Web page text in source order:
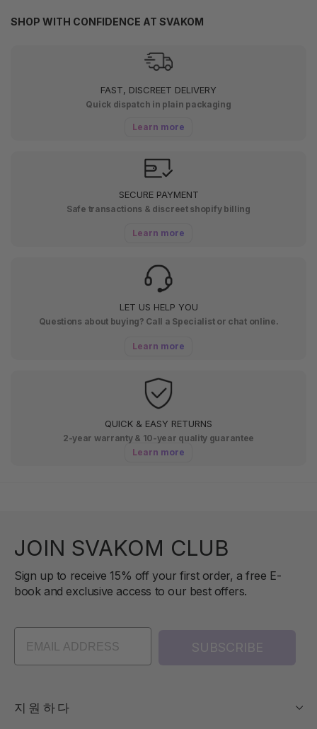
SHOP WITH CONFIDENCE AT SVAKOM
FAST, DISCREET DELIVERY
Quick dispatch in plain packaging
Learn more
SECURE PAYMENT
Safe transactions & discreet shopify billing
Learn more
LET US HELP YOU
Questions about buying? Call a Specialist or chat online.
Learn more
QUICK & EASY RETURNS
2-year warranty & 10-year quality guarantee
Learn more
JOIN SVAKOM CLUB
Sign up to receive 15% off your first order, a free E-
book and exclusive access to our best offers.
SUBSCRIBE
지원하다